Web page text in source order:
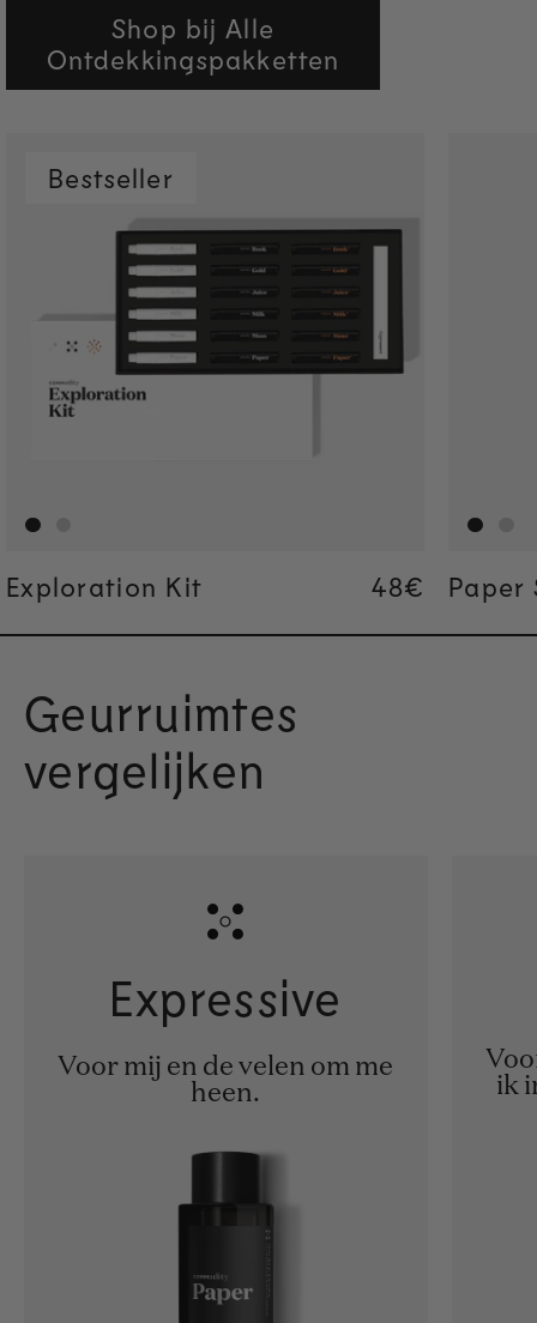
Shop bij Alle
Ontdekkingspakketten
Bestseller
Exploration Kit Regular
48€
Regular
48€ Paper
Geurruimtes
vergelijken
Expressive
Voor mij en de velen om me
heen.
ik